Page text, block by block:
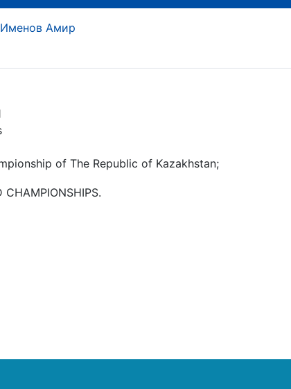
Именов Амир
of The Republic of Kazakhstan;
CHAMPIONSHIPS.